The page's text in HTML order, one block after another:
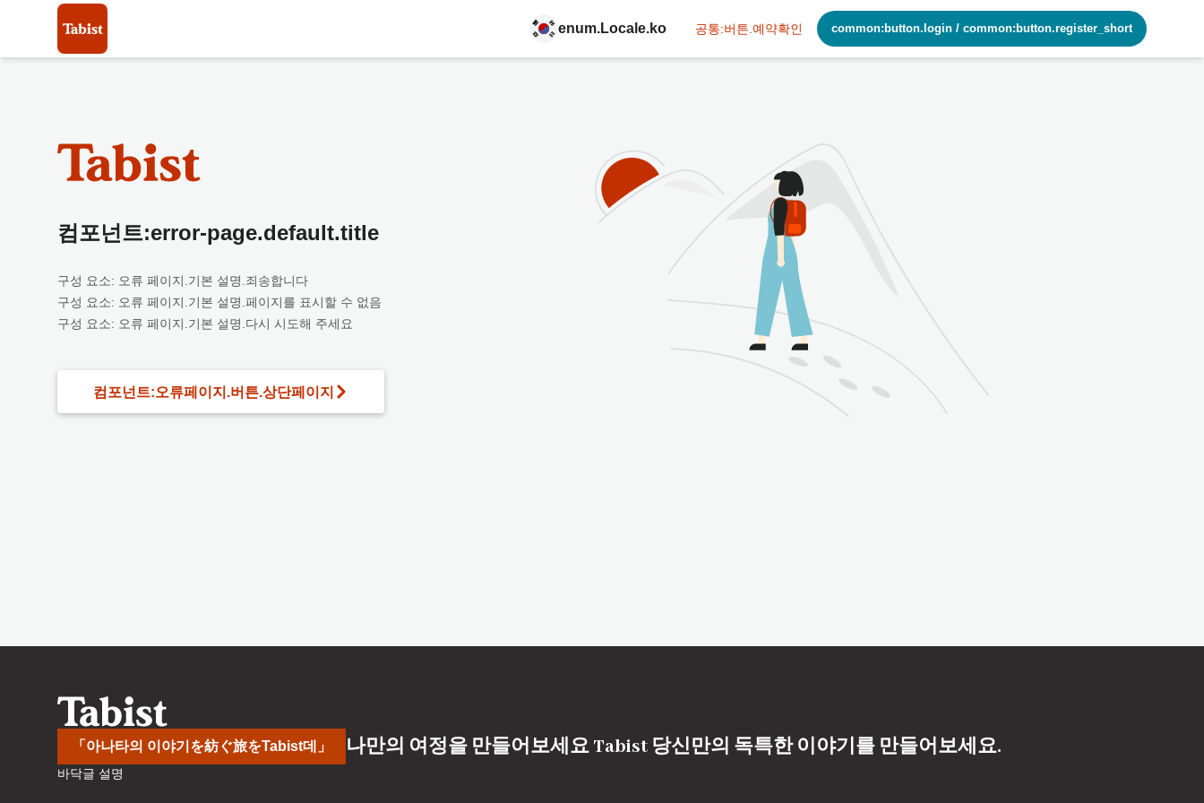
enum.Locale.ko 공통:버튼.예약확인 common:button.login / common:button.register_short
컴포넌트:error-page.default.title
구성 요소: 오류 페이지.기본 설명.죄송합니다
구성 요소: 오류 페이지.기본 설명.페이지를 표시할 수 없음
구성 요소: 오류 페이지.기본 설명.다시 시도해 주세요
컴포넌트:오류페이지.버튼.상단페이지
「아나타의 이야기を紡ぐ旅をTabist데」 나만의 여정을 만들어보세요 Tabist 당신만의 독특한 이야기를 만들어보세요.
바닥글 설명